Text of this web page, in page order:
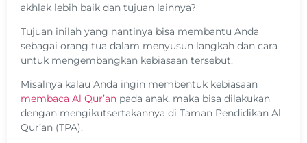
akhlak lebih baik dan tujuan lainnya?
Tujuan inilah yang nantinya bisa membantu Anda
sebagai orang tua dalam menyusun langkah dan cara
untuk mengembangkan kebiasaan tersebut.
Misalnya kalau Anda ingin membentuk kebiasaan
membaca Al Qur’an pada anak, maka bisa dilakukan
dengan mengikutsertakannya di Taman Pendidikan Al
Qur’an (TPA).